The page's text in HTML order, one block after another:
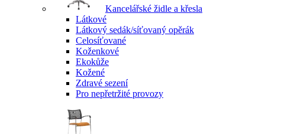
Kancelářské židle a křesla
Látkové
Látkový sedák/síťovaný opěrák
Celosíťované
Koženkové
Ekokůže
Kožené
Zdravé sezení
Pro nepřetržité provozy